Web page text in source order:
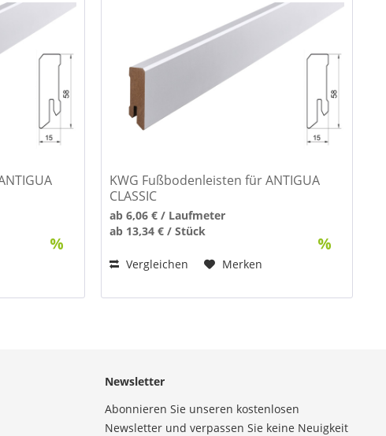
KWG Fußbodenleisten für ANTIGUA
CLASSIC
ab 6,06 € / Laufmeter
ab 13,34 € / Stück
Vergleichen Merken
Newsletter
Abonnieren Sie unseren kostenlosen
Newsletter und verpassen Sie keine Neuigkeit